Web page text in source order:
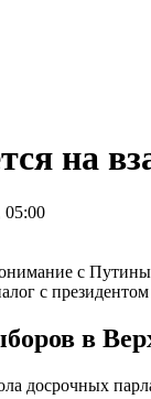
на
05:00
с
в
досрочных